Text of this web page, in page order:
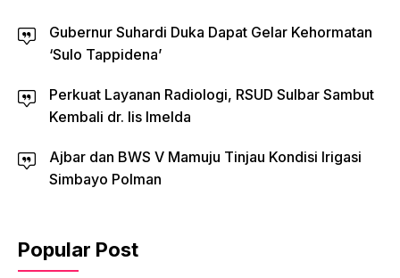
Gubernur Suhardi Duka Dapat Gelar Kehormatan
‘Sulo Tappidena’
Perkuat Layanan Radiologi, RSUD Sulbar Sambut
Kembali dr. Iis Imelda
Ajbar dan BWS V Mamuju Tinjau Kondisi Irigasi
Simbayo Polman
Popular Post